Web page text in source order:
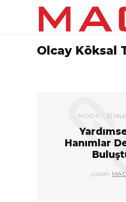
Olcay Köksal
MODA 21
Hanımlar
yazan: MAG